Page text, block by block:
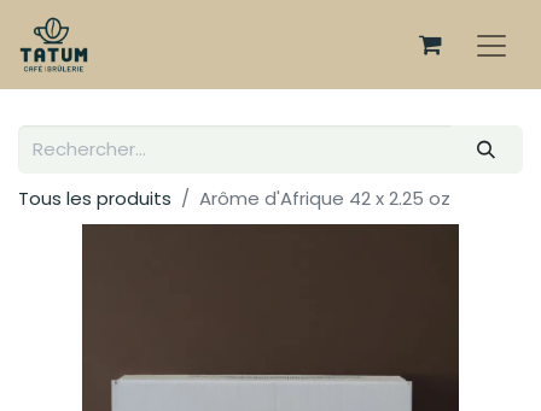
Tous les produits Arôme d'Afrique 42 x 2.25 oz